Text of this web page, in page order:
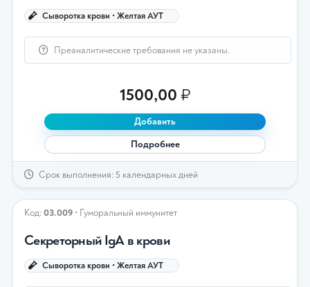
Сыворотка крови • Желтая АУТ
Преаналитические требования не указаны.
1500,00 ₽
Добавить
Подробнее
Срок выполнения: 5 календарных дней
Код:03.009 • Гуморальный иммунитет
Секреторный IgА в крови
Сыворотка крови • Желтая АУТ